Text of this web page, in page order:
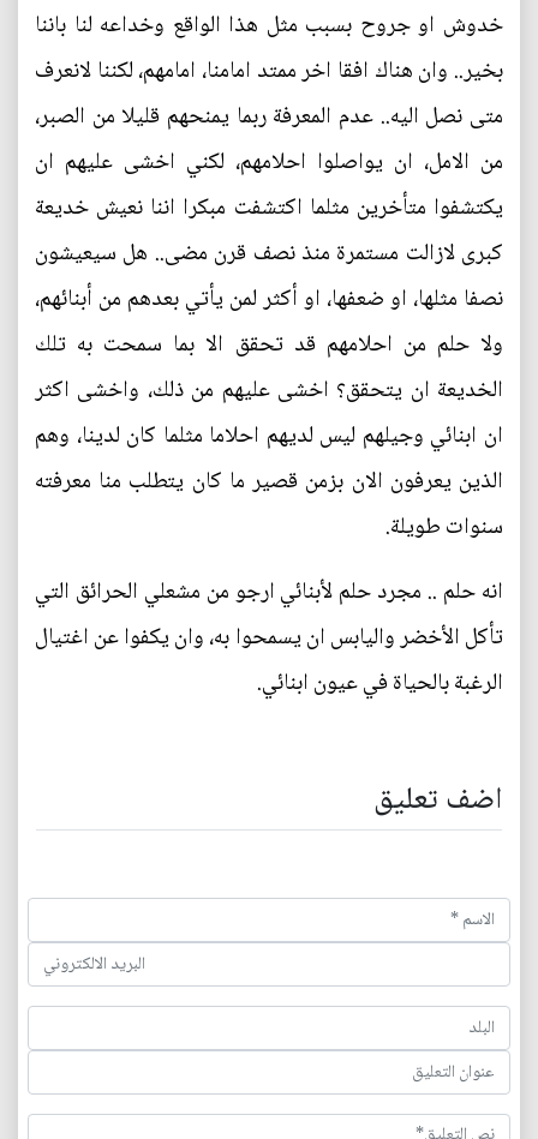
خدوش او جروح بسبب مثل هذا الواقع وخداعه لنا باننا
بخير.. وان هناك افقا اخر ممتد امامنا، امامهم، لكننا لانعرف
متى نصل اليه.. عدم المعرفة ربما يمنحهم قليلا من الصبر،
من الامل، ان يواصلوا احلامهم، لكني اخشى عليهم ان
يكتشفوا متأخرين مثلما اكتشفت مبكرا اننا نعيش خديعة
كبرى لازالت مستمرة منذ نصف قرن مضى.. هل سيعيشون
نصفا مثلها، او ضعفها، او أكثر لمن يأتي بعدهم من أبنائهم،
ولا حلم من احلامهم قد تحقق الا بما سمحت به تلك
الخديعة ان يتحقق؟ اخشى عليهم من ذلك، واخشى اكثر
ان ابنائي وجيلهم ليس لديهم احلاما مثلما كان لدينا، وهم
الذين يعرفون الان بزمن قصير ما كان يتطلب منا معرفته
سنوات طويلة.
انه حلم .. مجرد حلم لأبنائي ارجو من مشعلي الحرائق التي
تأكل الأخضر واليابس ان يسمحوا به، وان يكفوا عن اغتيال
الرغبة بالحياة في عيون ابنائي.
اضف تعليق